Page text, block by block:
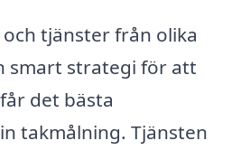
tjänster från olika
smart strategi för att
det bästa
takmålning. Tjänsten